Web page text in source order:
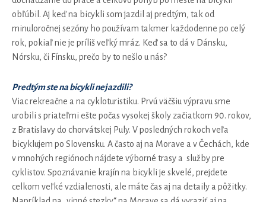
obľúbil. Aj keď na bicykli som jazdil aj predtým, tak od
minuloročnej sezóny ho používam takmer každodenne po celý
rok, pokiaľ nie je príliš veľký mráz. Keď sa to dá v Dánsku,
Nórsku, či Fínsku, prečo by to nešlo u nás?
Predtým ste na bicykli nejazdili?
Viac rekreačne a na cykloturistiku. Prvú väčšiu výpravu sme
urobili s priateľmi ešte počas vysokej školy začiatkom 90. rokov,
z Bratislavy do chorvátskej Puly. V posledných rokoch veľa
bicyklujem po Slovensku. A často aj na Morave a v Čechách, kde
v mnohých regiónoch nájdete výborné trasy a služby pre
cyklistov. Spoznávanie krajín na bicykli je skvelé, prejdete
celkom veľké vzdialenosti, ale máte čas aj na detaily a pôžitky.